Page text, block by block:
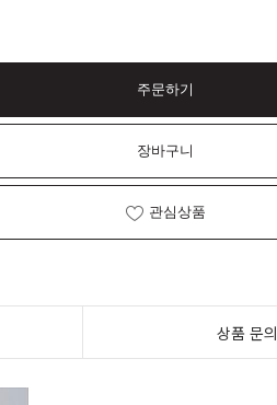
주문하기
장바구니
관심상품
상품 문의